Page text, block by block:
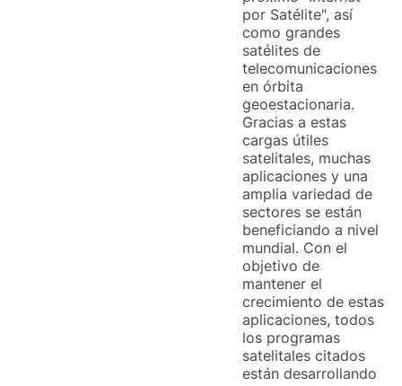
por Satélite", así
como grandes
satélites de
telecomunicaciones
en órbita
geoestacionaria.
Gracias a estas
cargas útiles
satelitales, muchas
aplicaciones y una
amplia variedad de
sectores se están
beneficiando a nivel
mundial. Con el
objetivo de
mantener el
crecimiento de estas
aplicaciones, todos
los programas
satelitales citados
están desarrollando